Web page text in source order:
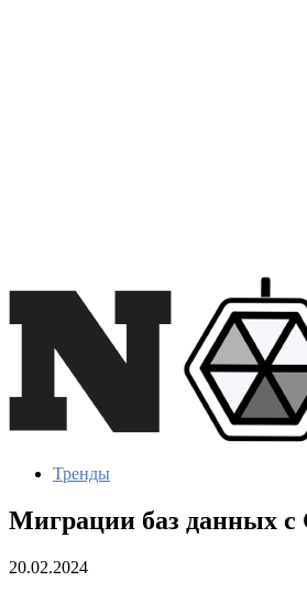
Тренды
Миграции баз данных с
20.02.2024